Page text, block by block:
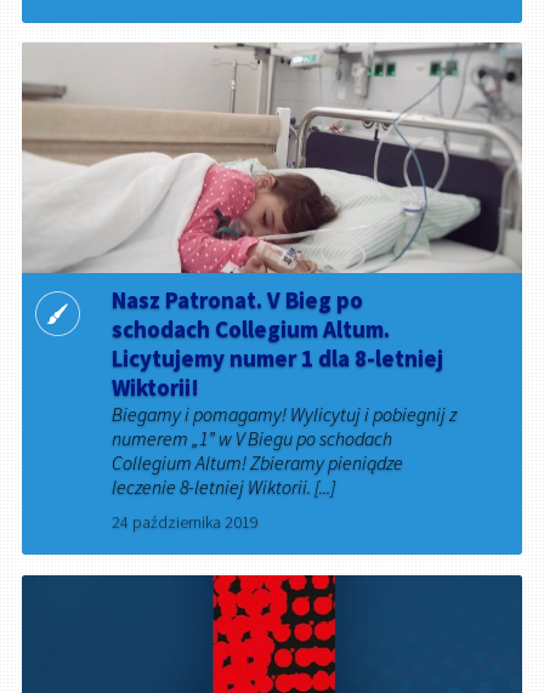
Nasz Patronat. V Bieg po
schodach Collegium Altum.
Licytujemy numer 1 dla 8-letniej
Wiktorii!
Biegamy i pomagamy! Wylicytuj i pobiegnij z
numerem „1” w V Biegu po schodach
Collegium Altum! Zbieramy pieniądze
leczenie 8-letniej Wiktorii. [...]
24 października 2019